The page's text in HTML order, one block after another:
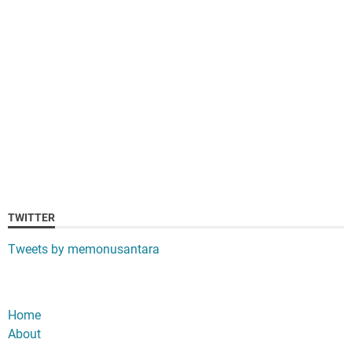
TWITTER
Tweets by memonusantara
Home
About